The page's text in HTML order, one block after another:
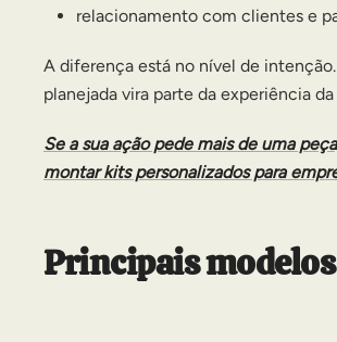
relacionamento com clientes e
A diferença está no nível de intenção.
planejada vira parte da experiência
Se a sua ação pede mais de uma
montarkits personalizados para
Principais